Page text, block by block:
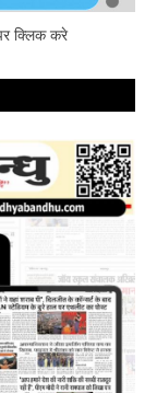
क्लिक करे